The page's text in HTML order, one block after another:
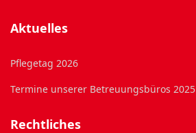
Aktuelles
Pflegetag 2026
Termine unserer Betreuungsbüros 2025
Rechtliches